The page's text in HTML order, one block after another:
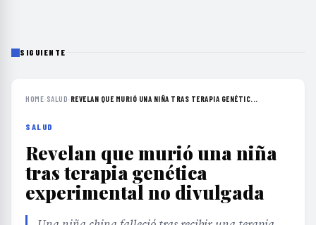
SIGUIENTE
HOME› SALUD› REVELAN QUE MURIÓ UNA NIÑA TRAS TERAPIA GENÉTIC...
SALUD
Revelan que murió una niña
tras terapia genética
experimental no divulgada